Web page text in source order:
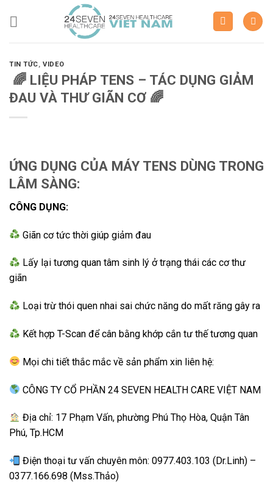
TIN TỨC,VIDEO
🌈 LIỆU PHÁP TENS – TÁC DỤNG GIẢM
ĐAU VÀ THƯ GIÃN CƠ 🌈
ỨNG DỤNG CỦA MÁY TENS DÙNG TRONG
LÂM SÀNG:
CÔNG DỤNG:
Giãn cơ tức thời giúp giảm đau
Lấy lại tương quan tâm sinh lý ở trạng thái các cơ thư
giãn
Loại trừ thói quen nhai sai chức năng do mất răng gây ra
Kết hợp T-Scan để cân bằng khớp cắn tư thế tương quan
Mọi chi tiết thắc mắc về sản phẩm xin liên hệ:
CÔNG TY CỔ PHẦN 24 SEVEN HEALTH CARE VIỆT NAM
Địa chỉ: 17 Phạm Vấn, phường Phú Thọ Hòa, Quận Tân
Phú, Tp.HCM
Điện thoại tư vấn chuyên môn: 0977.403.103 (Dr.Linh) –
0377.166.698 (Mss.Thảo)